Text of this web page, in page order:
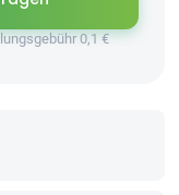
0,1 €